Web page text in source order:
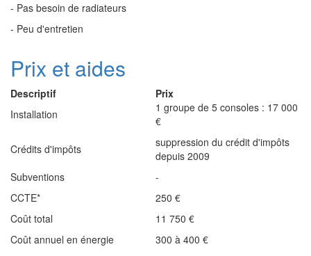
- Pas besoin de radiateurs
- Peu d'entretien
Prix et aides
Descriptif
Prix
Installation
1 groupe de 5 consoles : 17 000
€
Crédits d'impôts
suppression du crédit d'impôts
depuis 2009
Subventions
-
CCTE*
250 €
Coût total
11 750 €
Coût annuel en énergie
300 à 400 €